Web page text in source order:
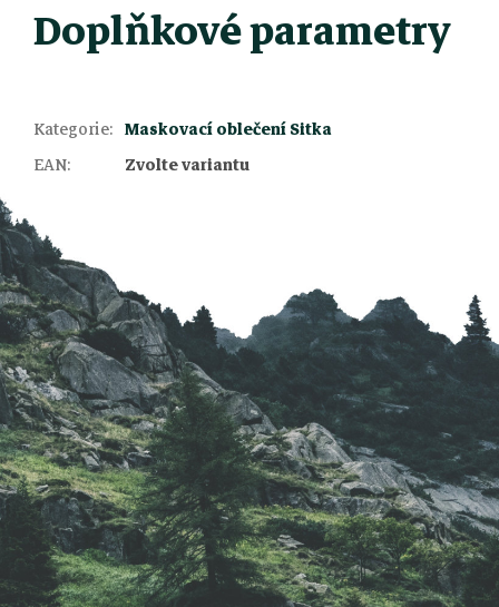
Doplňkové parametry
Kategorie: Maskovací oblečení Sitka
EAN: Zvolte variantu
á
p
a
t
í